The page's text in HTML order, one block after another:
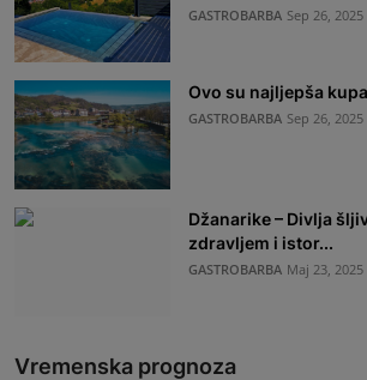
GASTROBARBA Sep 26, 2025
Ovo su najljepša
GASTROBARBA Sep 26, 2025
Džanarike – Divlja
zdravljem i istor...
GASTROBARBA Maj 23, 2025
Vremenska prognoza